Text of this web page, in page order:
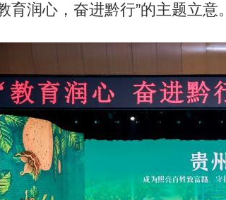
育润心，奋进黔行”的主题立意。